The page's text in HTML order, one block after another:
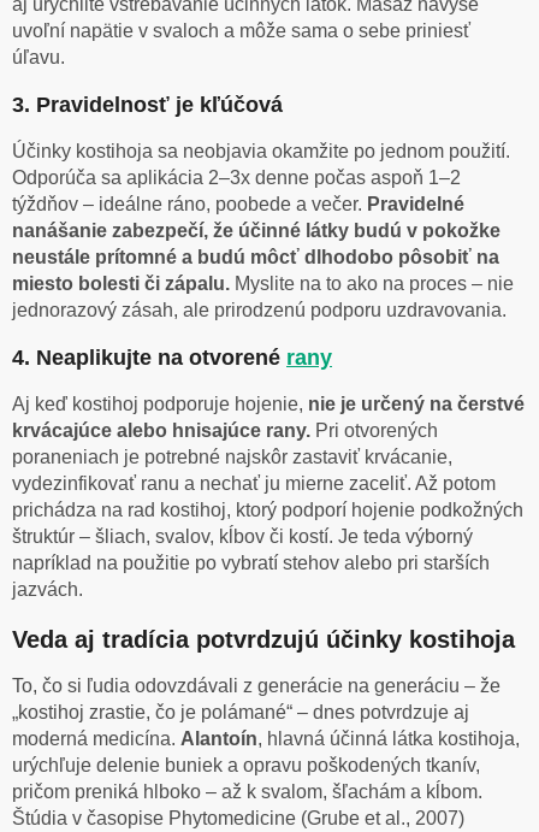
aj urýchlite vstrebávanie účinných látok. Masáž navyše
uvoľní napätie v svaloch a môže sama o sebe priniesť
úľavu.
3. Pravidelnosť je kľúčová
Účinky kostihoja sa neobjavia okamžite po jednom použití.
Odporúča sa aplikácia 2–3x denne počas aspoň 1–2
týždňov – ideálne ráno, poobede a večer. Pravidelné
nanášanie zabezpečí, že účinné látky budú v pokožke
neustále prítomné a budú môcť dlhodobo pôsobiť na
miesto bolesti či zápalu. Myslite na to ako na proces – nie
jednorazový zásah, ale prirodzenú podporu uzdravovania.
4. Neaplikujte na otvorené rany
Aj keď kostihoj podporuje hojenie, nie je určený na čerstvé
krvácajúce alebo hnisajúce rany. Pri otvorených
poraneniach je potrebné najskôr zastaviť krvácanie,
vydezinfikovať ranu a nechať ju mierne zaceliť. Až potom
prichádza na rad kostihoj, ktorý podporí hojenie podkožných
štruktúr – šliach, svalov, kĺbov či kostí. Je teda výborný
napríklad na použitie po vybratí stehov alebo pri starších
jazvách.
Veda aj tradícia potvrdzujú účinky kostihoja
To, čo si ľudia odovzdávali z generácie na generáciu – že
„kostihoj zrastie, čo je polámané“ – dnes potvrdzuje aj
moderná medicína. Alantoín, hlavná účinná látka kostihoja,
urýchľuje delenie buniek a opravu poškodených tkanív,
pričom preniká hlboko – až k svalom, šľachám a kĺbom.
Štúdia v časopise Phytomedicine (Grube et al., 2007)